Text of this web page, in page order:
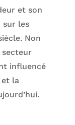
et son
sur les
Non
influencé
et la